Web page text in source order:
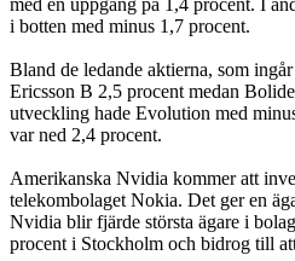
med en uppgång på 1,4 procent. I
i botten med minus 1,7 procent.
Bland de ledande aktierna, som
Ericsson B 2,5 procent medan
utveckling hade Evolution med
var ned 2,4 procent.
Amerikanska Nvidia kommer att
telekombolaget Nokia. Det ger en
Nvidia blir fjärde största ägare i
procent i Stockholm och bidrog till